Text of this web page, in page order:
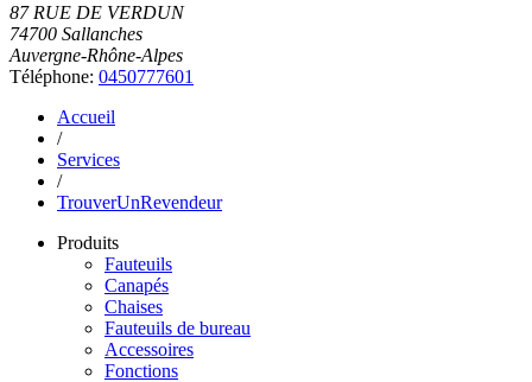
87 RUE DE VERDUN
74700 Sallanches
Auvergne-Rhône-Alpes
Téléphone: 0450777601
Accueil
/
Services
/
TrouverUnRevendeur
Produits
Fauteuils
Canapés
Chaises
Fauteuils de bureau
Accessoires
Fonctions